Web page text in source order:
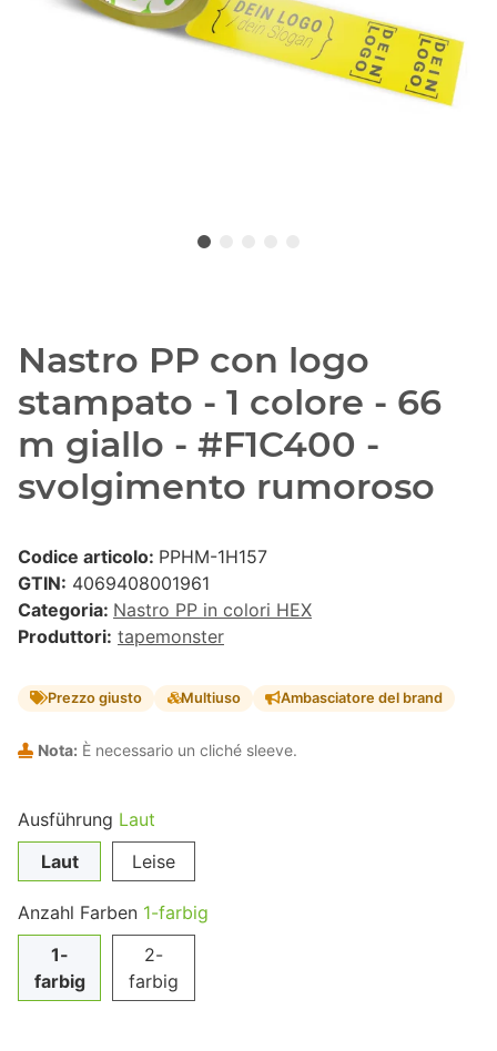
Nastro PP con logo
stampato - 1 colore - 66
m giallo - #F1C400 -
svolgimento rumoroso
Codice articolo: PPHM-1H157
GTIN: 4069408001961
Categoria: Nastro PP in colori HEX
Produttori: tapemonster
Prezzo giusto Multiuso Ambasciatore del brand
Nota: È necessario un cliché sleeve.
Ausführung Laut
Laut
Leise
Anzahl Farben 1-farbig
1-
farbig
2-
farbig